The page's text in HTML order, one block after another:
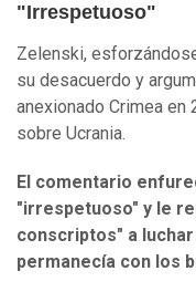
"Irrespetuoso"
Zelenski,
su desacuerdo y
anexionado Crimea en
sobre Ucrania.
El comentario
"irrespetuoso" y le
conscriptos" a
permanecía con los